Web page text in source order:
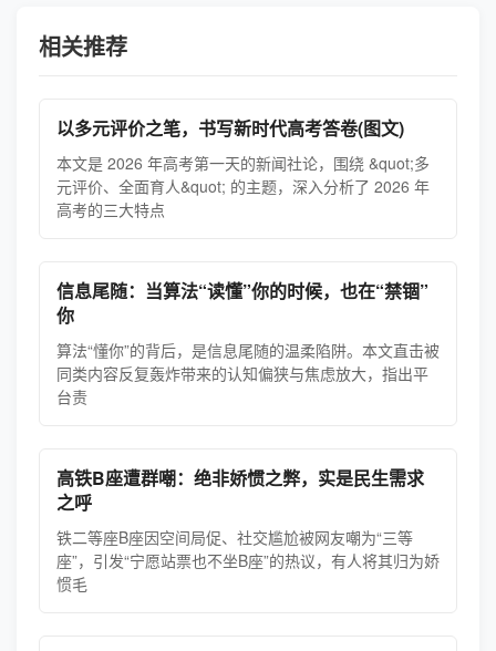
相关推荐
以多元评价之笔，书写新时代高考答卷(图文)
本文是 2026 年高考第一天的新闻社论，围绕 &quot;多
元评价、全面育人&quot; 的主题，深入分析了 2026 年
高考的三大特点
信息尾随：当算法“读懂”你的时候，也在“禁锢”
你
算法“懂你”的背后，是信息尾随的温柔陷阱。本文直击被
同类内容反复轰炸带来的认知偏狭与焦虑放大，指出平
台责
高铁B座遭群嘲：绝非娇惯之弊，实是民生需求
之呼
铁二等座B座因空间局促、社交尴尬被网友嘲为“三等
座”，引发“宁愿站票也不坐B座”的热议，有人将其归为娇
惯毛